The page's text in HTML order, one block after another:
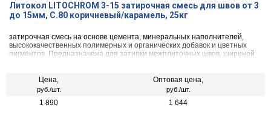
Литокол LITOCHROM 3-15 затирочная смесь для швов от 3
до 15мм, C.80 коричневый/карамель, 25кг
затирочная смесь на основе цемента, минеральных наполнителей,
высококачественных полимерных и органических добавок и цветных
пигментов. Предназначена для затирки межплиточных швов, шириной
агломератом.
Цена,
руб./шт.
Оптовая цена,
руб./шт.
1 890 1 644